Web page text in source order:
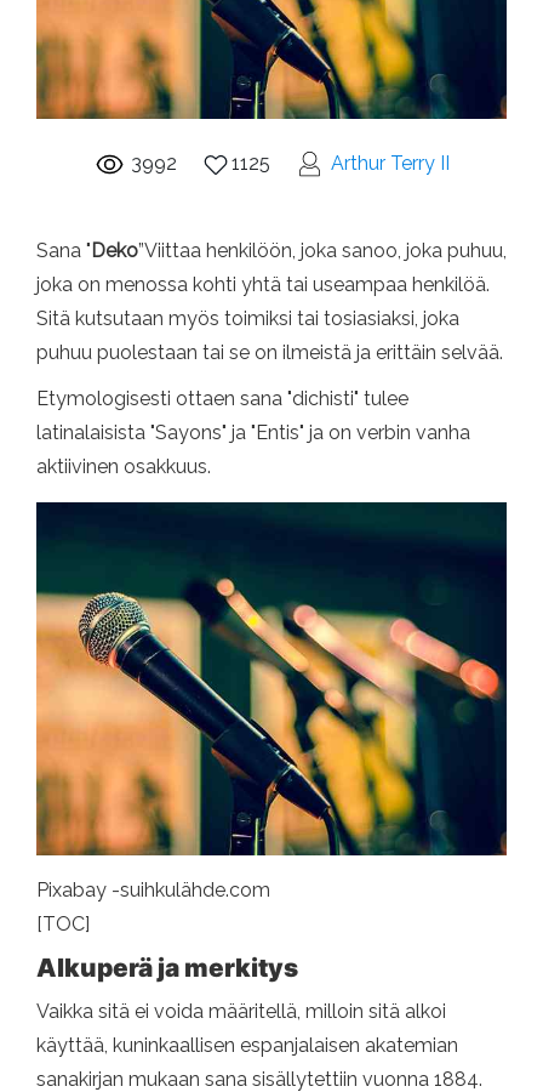
3992 1125 Arthur Terry II
Sana "Deko”Viittaa henkilöön, joka sanoo, joka puhuu,
joka on menossa kohti yhtä tai useampaa henkilöä.
Sitä kutsutaan myös toimiksi tai tosiasiaksi, joka
puhuu puolestaan ​​tai se on ilmeistä ja erittäin selvää.
Etymologisesti ottaen sana "dichisti" tulee
latinalaisista "Sayons" ja "Entis" ja on verbin vanha
aktiivinen osakkuus.
Pixabay -suihkulähde.com
[TOC]
Alkuperä ja merkitys
Vaikka sitä ei voida määritellä, milloin sitä alkoi
käyttää, kuninkaallisen espanjalaisen akatemian
sanakirjan mukaan sana sisällytettiin vuonna 1884.